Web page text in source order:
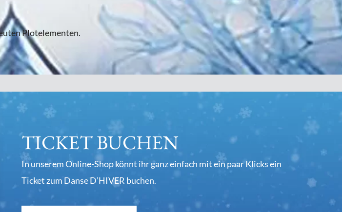
Plotelementen.
TICKET BUCHEN
In unserem Online-Shop könnt ihr ganz einfach mit ein paar Klicks ein
Ticket zum Danse D’HIVER buchen.